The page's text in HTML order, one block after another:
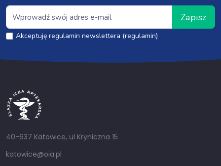
Zapisz
Akceptuję regulamin newslettera (regulamin)
40-637 Katowice, ul Kryniczna 15
katowice@oia.pl